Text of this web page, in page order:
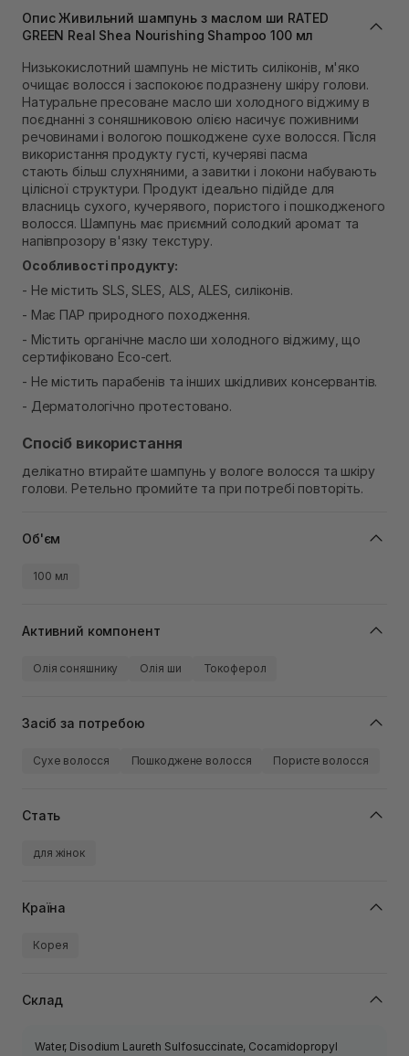
В наявності
Самовивіз м. Львів, вул. Степана Бандери 45
Самовивіз м. Рівне, вул. 16-го Липня, 15
В наявності
Самовивіз м. Рівне, вул. Кулика і Гудачека 23 (ТЦ
Екватор)
В наявності
Опис Живильний шампунь з маслом ши RATED
GREEN Real Shea Nourishing Shampoo 100 мл
Низькокислотний шампунь не містить силіконів, м'яко
очищає волосся і заспокоює подразнену шкіру голови.
Натуральне пресоване масло ши холодного віджиму в
поєднанні з соняшниковою олією насичує поживними
речовинами і вологою пошкоджене сухе волосся. Після
використання продукту густі, кучеряві пасма
стають більш слухняними, а завитки і локони набувають
цілісної структури. Продукт ідеально підійде для
власниць сухого, кучерявого, пористого і пошкодженого
волосся. Шампунь має приємний солодкий аромат та
напівпрозору в'язку текстуру.
Особливості продукту:
- Не містить SLS, SLES, ALS, ALES, силіконів.
- Має ПАР природного походження.
- Містить органічне масло ши холодного віджиму, що
сертифіковано Eco-cert.
- Не містить парабенів та інших шкідливих консервантів.
- Дерматологічно протестовано.
Спосіб використання
делікатно втирайте шампунь у вологе волосся та шкіру
голови. Ретельно промийте та при потребі повторіть.
Об'єм
100 мл
Активний компонент
Олія соняшнику Олія ши Токоферол
Засіб за потребою
Сухе волосся Пошкоджене волосся Пористе волосся
Стать
для жінок
Країна
Корея
Склад
Water, Disodium Laureth Sulfosuccinate, Cocamidopropyl